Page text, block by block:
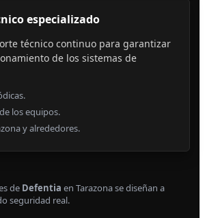
especializado
técnico continuo para garantizar
de los sistemas de
los equipos.
y alrededores.
de Defentia en Tarazona se diseñan a
seguridad real.